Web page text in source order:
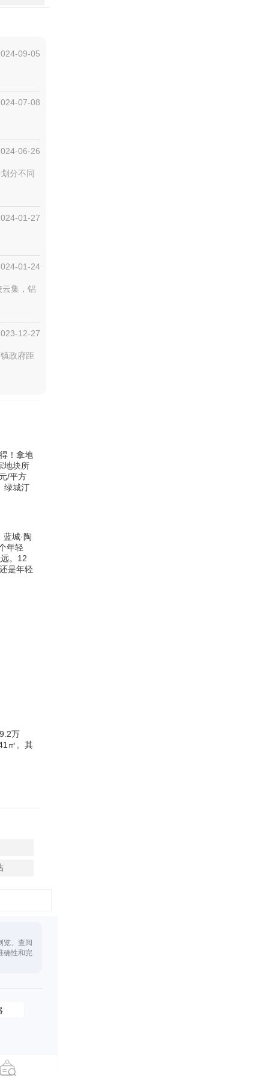
09-05
07-08
06-26
分不同
01-27
01-24
集，铝
12-27
政府距
！拿地
地块所
/平方
绿城汀
城·陶
年轻
。12
是年轻
万
㎡。其
览、查阅
确性和完